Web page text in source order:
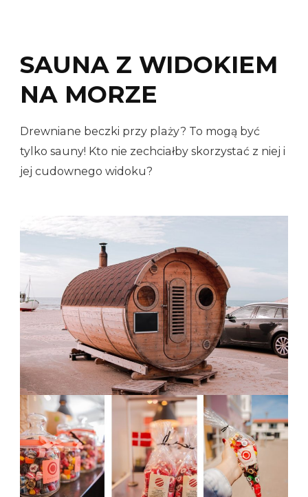
SAUNA Z WIDOKIEM
NA MORZE
Drewniane beczki przy plaży? To mogą być
tylko sauny! Kto nie zechciałby skorzystać z niej i
jej cudownego widoku?